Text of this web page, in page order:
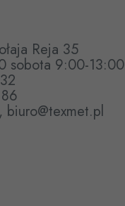
Reja 35
sobota 9:00-13:00
biuro@texmet.pl